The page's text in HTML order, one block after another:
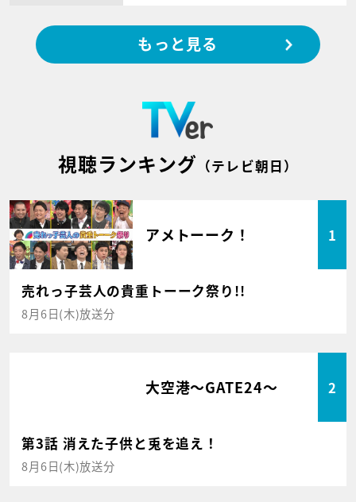
もっと見る
視聴ランキング （テレビ朝日）
アメトーーク！ 1
売れっ子芸人の貴重トーーク祭り!!
8月6日(木)放送分
大空港～GATE24～ 2
第3話 消えた子供と兎を追え！
8月6日(木)放送分